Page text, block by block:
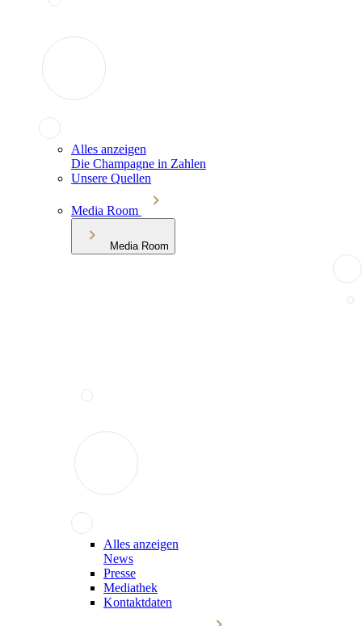
Alles anzeigen
Die Champagne in Zahlen
Unsere Quellen
Media Room
Media Room
Alles anzeigen
News
Presse
Mediathek
Kontaktdaten